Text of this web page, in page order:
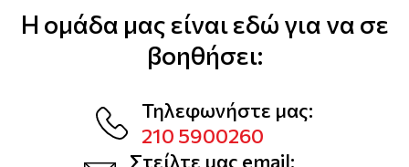
Η ομάδα μας είναι εδώ για να σε
βοηθήσει:
Τηλεφωνήστε μας:
210 5900260
Στείλτε μας email: